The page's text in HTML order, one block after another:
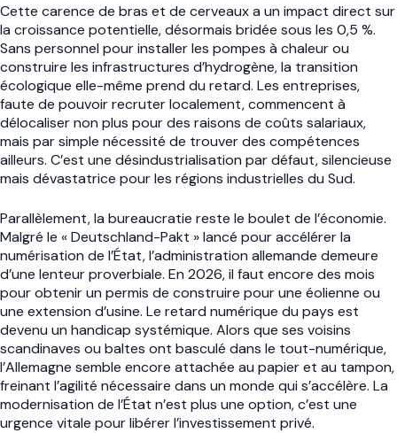
Cette carence de bras et de cerveaux a un impact direct sur
la croissance potentielle, désormais bridée sous les 0,5 %.
Sans personnel pour installer les pompes à chaleur ou
construire les infrastructures d’hydrogène, la transition
écologique elle-même prend du retard. Les entreprises,
faute de pouvoir recruter localement, commencent à
délocaliser non plus pour des raisons de coûts salariaux,
mais par simple nécessité de trouver des compétences
ailleurs. C’est une désindustrialisation par défaut, silencieuse
mais dévastatrice pour les régions industrielles du Sud.
Parallèlement, la bureaucratie reste le boulet de l’économie.
Malgré le « Deutschland-Pakt » lancé pour accélérer la
numérisation de l’État, l’administration allemande demeure
d’une lenteur proverbiale. En 2026, il faut encore des mois
pour obtenir un permis de construire pour une éolienne ou
une extension d’usine. Le retard numérique du pays est
devenu un handicap systémique. Alors que ses voisins
scandinaves ou baltes ont basculé dans le tout-numérique,
l’Allemagne semble encore attachée au papier et au tampon,
freinant l’agilité nécessaire dans un monde qui s’accélère. La
modernisation de l’État n’est plus une option, c’est une
urgence vitale pour libérer l’investissement privé.